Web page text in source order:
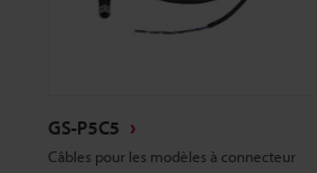
GS-P5C5
Câbles pour les modèles à connecteur